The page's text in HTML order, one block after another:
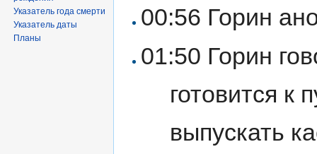
00:56 Горин
01:50 Горин
готовится к
выпускать
Указатель года смерти
Указатель даты
Планы